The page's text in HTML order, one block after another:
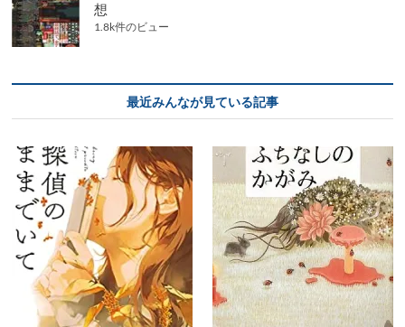
想
1.8k件のビュー
最近みんなが見ている記事